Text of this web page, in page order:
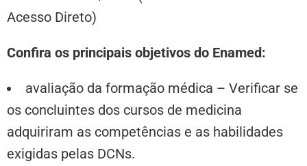
Acesso Direto)
Confira os principais objetivos do Enamed:
avaliação da formação médica – Verificar se
os concluintes dos cursos de medicina
adquiriram as competências e as habilidades
exigidas pelas DCNs.